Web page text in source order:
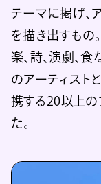
テーマに掲げ、
を描き出すもの
楽、詩、演劇、
のアーティスト
携する20以上の
た。